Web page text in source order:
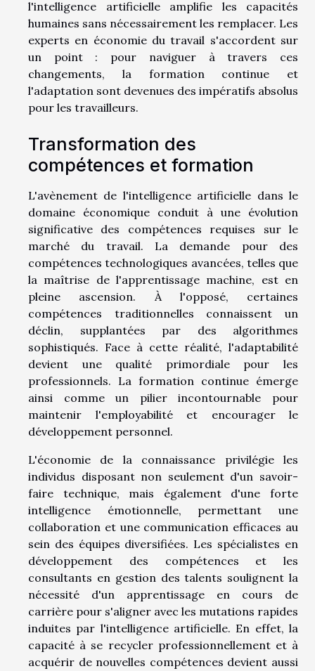
l'intelligence artificielle amplifie les capacités
humaines sans nécessairement les remplacer. Les
experts en économie du travail s'accordent sur
un point : pour naviguer à travers ces
changements, la formation continue et
l'adaptation sont devenues des impératifs absolus
pour les travailleurs.
Transformation des
compétences et formation
L'avènement de l'intelligence artificielle dans le
domaine économique conduit à une évolution
significative des compétences requises sur le
marché du travail. La demande pour des
compétences technologiques avancées, telles que
la maîtrise de l'apprentissage machine, est en
pleine ascension. À l'opposé, certaines
compétences traditionnelles connaissent un
déclin, supplantées par des algorithmes
sophistiqués. Face à cette réalité, l'adaptabilité
devient une qualité primordiale pour les
professionnels. La formation continue émerge
ainsi comme un pilier incontournable pour
maintenir l'employabilité et encourager le
développement personnel.
L'économie de la connaissance privilégie les
individus disposant non seulement d'un savoir-
faire technique, mais également d'une forte
intelligence émotionnelle, permettant une
collaboration et une communication efficaces au
sein des équipes diversifiées. Les spécialistes en
développement des compétences et les
consultants en gestion des talents soulignent la
nécessité d'un apprentissage en cours de
carrière pour s'aligner avec les mutations rapides
induites par l'intelligence artificielle. En effet, la
capacité à se recycler professionnellement et à
acquérir de nouvelles compétences devient aussi